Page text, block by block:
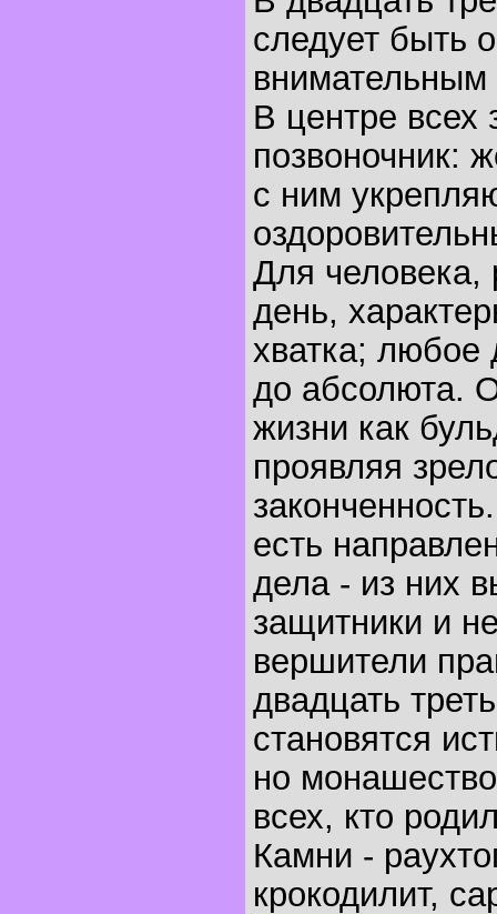
следует быть
внимательным
В центре всех
позвоночник:
с ним
Для человека,
день,
хватка; любое
до абсолюта.
жизни как
проявляя
есть
дела - из них
защитники и
вершители
двадцать
становятся
но
всех, кто
Камни -
крокодилит,